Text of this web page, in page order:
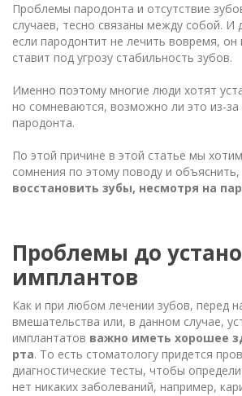
Проблемы пародонта и отсутствие
случаев, тесно связаны между собой. И
если пародонтит не лечить вовремя, он
ставит под угрозу стабильность зубов.
Именно поэтому многие люди хотят
но сомневаются, возможно ли это из-за
пародонта.
По этой причине в этой статье мы
сомнения по этому поводу и объяснить,
восстановить зубы, несмотря на
Проблемы до
имплантов
Как и при любом лечении зубов, перед
вмешательства или, в данном случае,
имплантатов важно иметь хорошее
рта. То есть стоматологу придется
диагностические тесты, чтобы
нет никаких заболеваний, например,